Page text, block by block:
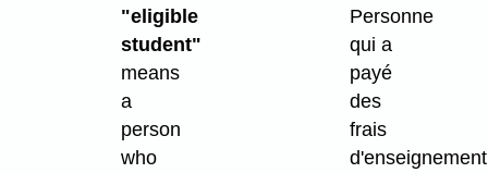
"eligible
student"
means
a
person
who
Personne
qui a
payé
des
frais
d'enseignement